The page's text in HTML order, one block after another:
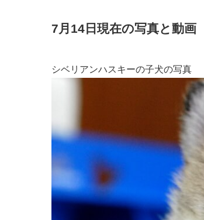
7月14日現在の写真と動画
シベリアンハスキーの子犬の写真